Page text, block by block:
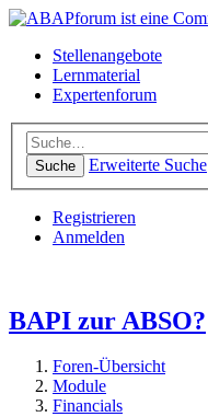
Stellenangebote
Lernmaterial
Expertenforum
Suche Erweiterte Suche
Registrieren
Anmelden
BAPI zur ABSO?
Foren-Übersicht
Module
Financials